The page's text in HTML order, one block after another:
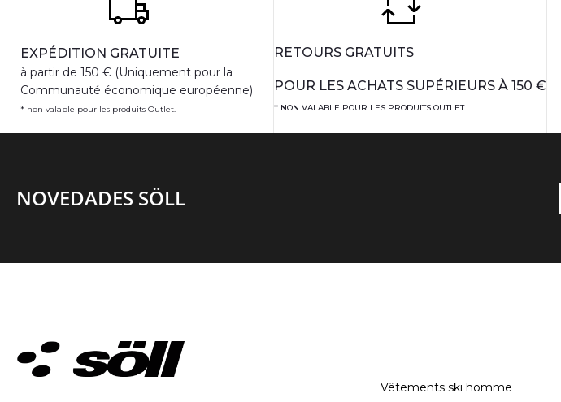
EXPÉDITION GRATUITE
à partir de 150 € (Uniquement pour la
Communauté économique européenne)
* non valable pour les produits Outlet.
RETOURS GRATUITS
POUR LES ACHATS SUPÉRIEURS À 150 €
* NON VALABLE POUR LES PRODUITS OUTLET.
NOVEDADES SÖLL
Vêtements ski homme